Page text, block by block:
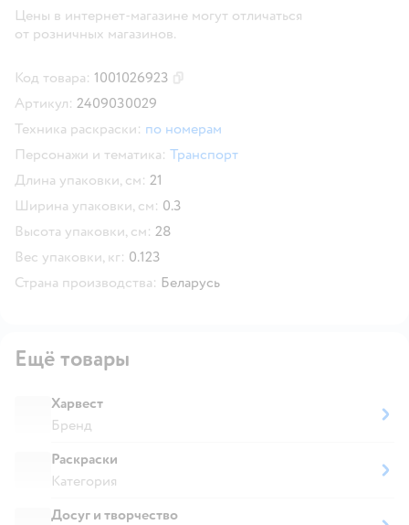
Цены в интернет-магазине могут отличаться
от розничных магазинов.
Код товара: 1001026923
Артикул: 2409030029
Техника раскраски: по номерам
Персонажи и тематика: Транспорт
Длина упаковки, см: 21
Ширина упаковки, см: 0.3
Высота упаковки, см: 28
Вес упаковки, кг: 0.123
Страна производства: Беларусь
Ещё товары
Харвест
Бренд
Раскраски
Категория
Досуг и творчество